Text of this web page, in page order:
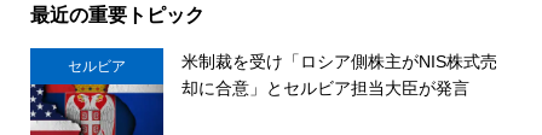
最近の重要トピック
セルビア
米制裁を受け「ロシア側株主がNIS株式売
却に合意」とセルビア担当大臣が発言